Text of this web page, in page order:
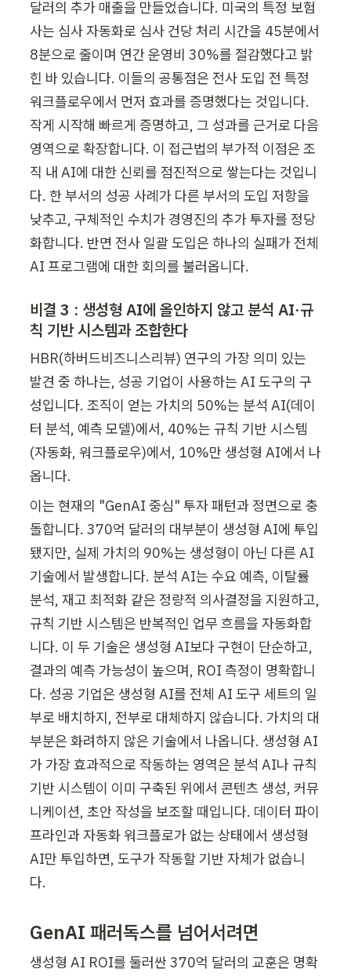
달러의 추가 매출을 만들었습니다. 미국의 특정 보험
사는 심사 자동화로 심사 건당 처리 시간을 45분에서
8분으로 줄이며 연간 운영비 30%를 절감했다고 밝
힌 바 있습니다. 이들의 공통점은 전사 도입 전 특정
워크플로우에서 먼저 효과를 증명했다는 것입니다.
작게 시작해 빠르게 증명하고, 그 성과를 근거로 다음
영역으로 확장합니다. 이 접근법의 부가적 이점은 조
직 내 AI에 대한 신뢰를 점진적으로 쌓는다는 것입니
다. 한 부서의 성공 사례가 다른 부서의 도입 저항을
낮추고, 구체적인 수치가 경영진의 추가 투자를 정당
화합니다. 반면 전사 일괄 도입은 하나의 실패가 전체
AI 프로그램에 대한 회의를 불러옵니다.
비결 3 : 생성형 AI에 올인하지 않고 분석 AI·규
칙 기반 시스템과 조합한다
HBR(하버드비즈니스리뷰) 연구의 가장 의미 있는
발견 중 하나는, 성공 기업이 사용하는 AI 도구의 구
성입니다. 조직이 얻는 가치의 50%는 분석 AI(데이
터 분석, 예측 모델)에서, 40%는 규칙 기반 시스템
(자동화, 워크플로우)에서, 10%만 생성형 AI에서 나
옵니다.
이는 현재의 "GenAI 중심" 투자 패턴과 정면으로 충
돌합니다. 370억 달러의 대부분이 생성형 AI에 투입
됐지만, 실제 가치의 90%는 생성형이 아닌 다른 AI
기술에서 발생합니다. 분석 AI는 수요 예측, 이탈률
분석, 재고 최적화 같은 정량적 의사결정을 지원하고,
규칙 기반 시스템은 반복적인 업무 흐름을 자동화합
니다. 이 두 기술은 생성형 AI보다 구현이 단순하고,
결과의 예측 가능성이 높으며, ROI 측정이 명확합니
다. 성공 기업은 생성형 AI를 전체 AI 도구 세트의 일
부로 배치하지, 전부로 대체하지 않습니다. 가치의 대
부분은 화려하지 않은 기술에서 나옵니다. 생성형 AI
가 가장 효과적으로 작동하는 영역은 분석 AI나 규칙
기반 시스템이 이미 구축된 위에서 콘텐츠 생성, 커뮤
니케이션, 초안 작성을 보조할 때입니다. 데이터 파이
프라인과 자동화 워크플로가 없는 상태에서 생성형
AI만 투입하면, 도구가 작동할 기반 자체가 없습니
다.
GenAI 패러독스를 넘어서려면
생성형 AI ROI를 둘러싼 370억 달러의 교훈은 명확